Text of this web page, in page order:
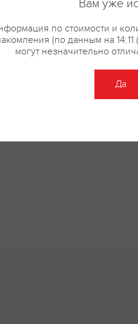
Вам уже
по стоимости и
(по данным на
могут незначительно
Да